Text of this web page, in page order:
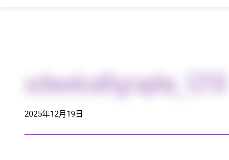
schoolcalligraphy_1219
2025年12月19日